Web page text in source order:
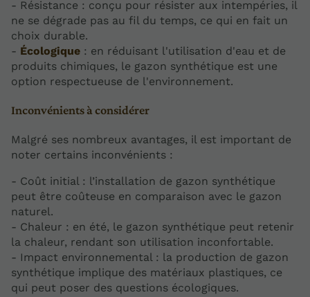
- Résistance : conçu pour résister aux intempéries, il
ne se dégrade pas au fil du temps, ce qui en fait un
choix durable.
- Écologique : en réduisant l'utilisation d'eau et de
produits chimiques, le gazon synthétique est une
option respectueuse de l'environnement.
Inconvénients à considérer
Malgré ses nombreux avantages, il est important de
noter certains inconvénients :
- Coût initial : l’installation de gazon synthétique
peut être coûteuse en comparaison avec le gazon
naturel.
- Chaleur : en été, le gazon synthétique peut retenir
la chaleur, rendant son utilisation inconfortable.
- Impact environnemental : la production de gazon
synthétique implique des matériaux plastiques, ce
qui peut poser des questions écologiques.